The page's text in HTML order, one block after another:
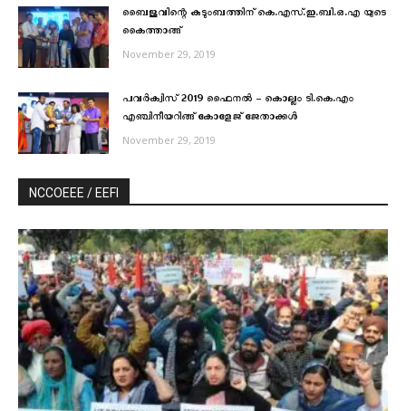
ബൈജുവിന്റെ കുടുംബത്തിന് കെ.എസ്.ഇ.ബി.ഒ.എ യുടെ
കൈത്താങ്ങ്
November 29, 2019
പവര്‍ക്വിസ് 2019 ഫൈനല്‍ – കൊല്ലം ടി.കെ.എം
എഞ്ചിനീയറിങ്ങ് കോളേജ് ജേതാക്കള്‍
November 29, 2019
NCCOEEE / EEFI